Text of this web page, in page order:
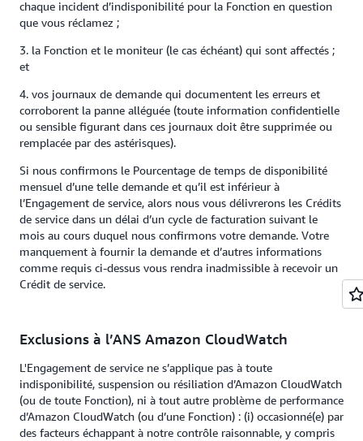
chaque incident d’indisponibilité pour la Fonction en question
que vous réclamez ;
3. la Fonction et le moniteur (le cas échéant) qui sont affectés ;
et
4. vos journaux de demande qui documentent les erreurs et
corroborent la panne alléguée (toute information confidentielle
ou sensible figurant dans ces journaux doit être supprimée ou
remplacée par des astérisques).
Si nous confirmons le Pourcentage de temps de disponibilité
mensuel d’une telle demande et qu’il est inférieur à
l’Engagement de service, alors nous vous délivrerons les Crédits
de service dans un délai d’un cycle de facturation suivant le
mois au cours duquel nous confirmons votre demande. Votre
manquement à fournir la demande et d’autres informations
comme requis ci-dessus vous rendra inadmissible à recevoir un
Crédit de service.
Exclusions à l’ANS Amazon CloudWatch
L'Engagement de service ne s’applique pas à toute
indisponibilité, suspension ou résiliation d’Amazon CloudWatch
(ou de toute Fonction), ni à tout autre problème de performance
d’Amazon CloudWatch (ou d’une Fonction) : (i) occasionné(e) par
des facteurs échappant à notre contrôle raisonnable, y compris